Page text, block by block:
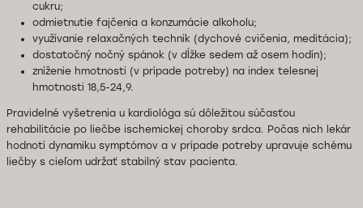
cukru;
odmietnutie fajčenia a konzumácie alkoholu;
využívanie relaxačných techník (dychové cvičenia, meditácia);
dostatočný nočný spánok (v dĺžke sedem až osem hodín);
zníženie hmotnosti (v prípade potreby) na index telesnej
hmotnosti 18,5-24,9.
Pravidelné vyšetrenia u kardiológa sú dôležitou súčasťou
rehabilitácie po liečbe ischemickej choroby srdca. Počas nich lekár
hodnotí dynamiku symptómov a v prípade potreby upravuje schému
liečby s cieľom udržať stabilný stav pacienta.